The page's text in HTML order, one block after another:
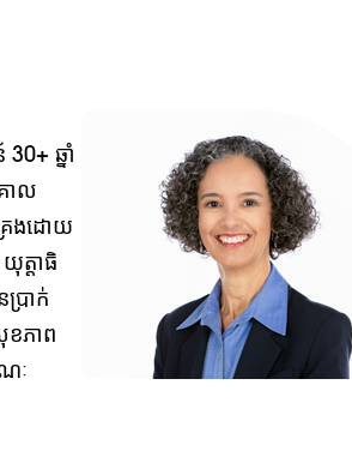
ឆ្នាំ
ោល
រងដោយ
ត្តាធិ
រាក់
ខភាព
ៈ